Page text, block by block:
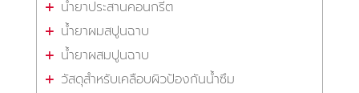
น้ำยาประสานคอนกรีต
น้ำยาผมสปูนฉาบ
น้ำยาผสมปูนฉาบ
วัสดุสำหรับเคลือบผิวป้องกันน้ำซึม